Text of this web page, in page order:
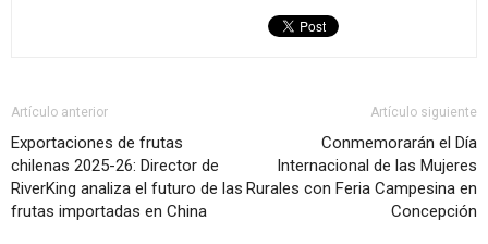
Artículo anterior
Exportaciones de frutas
chilenas 2025-26: Director de
RiverKing analiza el futuro de las
frutas importadas en China
Artículo siguiente
Conmemorarán el Día
Internacional de las Mujeres
Rurales con Feria Campesina en
Concepción